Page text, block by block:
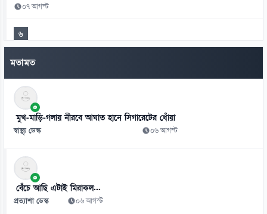
০৭ আগস্ট
৬
হাসিনাকে এই সুযোগ ভারত কেন দিল—স্বরাষ্ট্রমন্ত্রীর প্রশ্ন
০৭ আগস্ট
৭
জুলাই সনদ ও বিচার বিভাগের ইস্যুতে নারায়ণগঞ্জে সাত আইন কর্মকর্তার
পদত্যাগ
০৭ আগস্ট
৮
শেখ হাসিনার রাজনৈতিক কর্মকাণ্ড ঠেকাতে সরকার ব্যর্থ: এনসিপি
০৭ আগস্ট
মতামত
মুখ-মাড়ি-গলায় নীরবে আঘাত হানে সিগারেটের ধোঁয়া
স্বাস্থ্য ডেস্ক ০৬ আগস্ট
বেঁচে আছি এটাই মিরাকল...
প্রত্যাশা ডেস্ক ০৬ আগস্ট